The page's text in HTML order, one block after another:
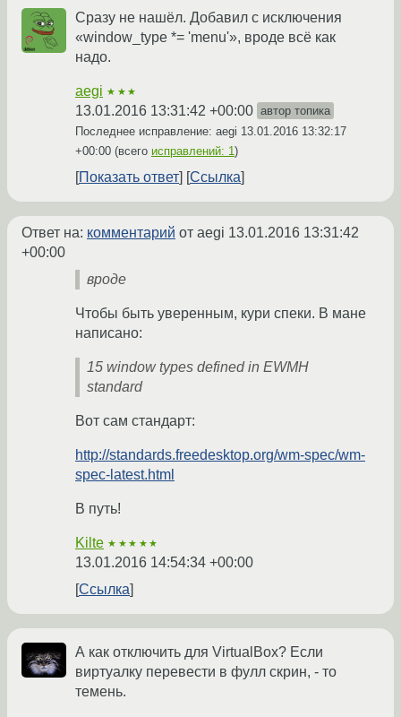
Сразу не нашёл. Добавил с исключения
«window_type *= 'menu'», вроде всё как
надо.
aegi ★★★
13.01.2016 13:31:42 +00:00 автор топика
Последнее исправление: aegi 13.01.2016 13:32:17
+00:00 (всего исправлений: 1)
Показать ответ Ссылка
Ответ на: комментарий от aegi 13.01.2016 13:31:42
+00:00
вроде
Чтобы быть уверенным, кури спеки. В мане
написано:
15 window types defined in EWMH
standard
Вот сам стандарт:
http://standards.freedesktop.org/wm-spec/wm-
spec-latest.html
В путь!
Kilte ★★★★★
13.01.2016 14:54:34 +00:00
Ссылка
А как отключить для VirtualBox? Если
виртуалку перевести в фулл скрин, - то
темень.